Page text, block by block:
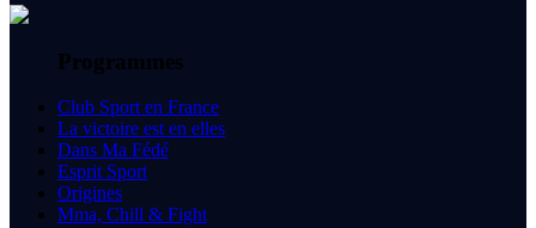
Programmes
Club Sport en France
La victoire est en elles
Dans Ma Fédé
Esprit Sport
Origines
Mma, Chill & Fight